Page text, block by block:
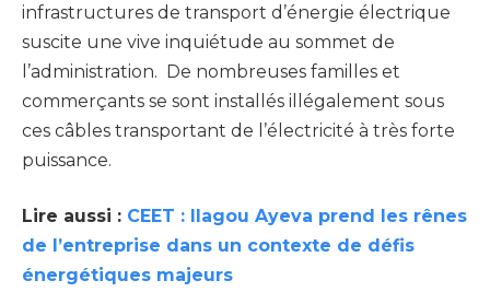
infrastructures de transport d’énergie électrique
suscite une vive inquiétude au sommet de
l’administration. De nombreuses familles et
commerçants se sont installés illégalement sous
ces câbles transportant de l’électricité à très forte
puissance.
Lire aussi : CEET : Ilagou Ayeva prend les rênes
de l’entreprise dans un contexte de défis
énergétiques majeurs